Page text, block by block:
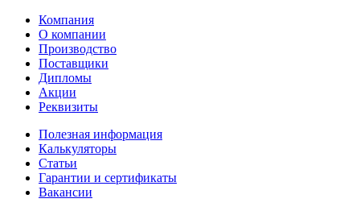
Компания
О компании
Производство
Поставщики
Дипломы
Акции
Реквизиты
Полезная информация
Калькуляторы
Статьи
Гарантии и сертификаты
Вакансии